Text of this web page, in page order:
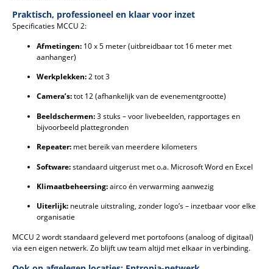
Praktisch, professioneel en klaar voor inzet
Specificaties MCCU 2:
Afmetingen: 10 x 5 meter (uitbreidbaar tot 16 meter met
aanhanger)
Werkplekken:2 tot 3
Camera’s:tot 12 (afhankelijk van de evenementgrootte)
Beeldschermen:3 stuks – voor livebeelden, rapportages en
bijvoorbeeld plattegronden
Repeater: met bereik van meerdere kilometers
Software:standaard uitgerust met o.a. Microsoft Word en Excel
Klimaatbeheersing:airco én verwarming aanwezig
Uiterlijk: neutrale uitstraling, zonder logo’s – inzetbaar voor elke
organisatie
MCCU 2 wordt standaard geleverd met portofoons (analoog of digitaal)
via een eigen netwerk. Zo blijft uw team altijd met elkaar in verbinding.